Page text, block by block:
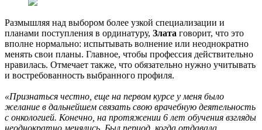
Размышляя над выбором более узкой специализации и
планами поступления в ординатуру, Злата говорит, что это
вполне нормально: испытывать волнение или неоднократно
менять свои планы. Главное, чтобы профессия действительно
нравилась. Отмечает также, что обязательно нужно учитывать
и востребованность выбранного профиля.
«Признаться честно, еще на первом курсе у меня было
желание в дальнейшем связать свою врачебную деятельность
с онкологией. Конечно, на протяжении 6 лет обучения взгляды
неоднократно менялись. Был период, когда отдавала